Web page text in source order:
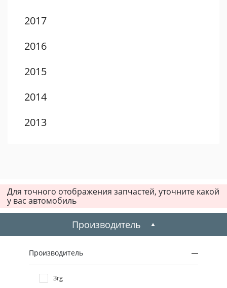
2017
2016
2015
2014
2013
2010
2008
2007
Для точного отображения запчастей, уточните какой
у вас автомобиль
Производитель
Производитель
3rg